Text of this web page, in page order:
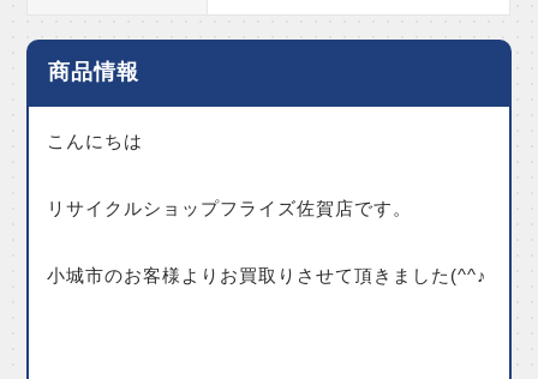
商品情報
こんにちは
リサイクルショップフライズ佐賀店です。
小城市のお客様よりお買取りさせて頂きました(^^♪